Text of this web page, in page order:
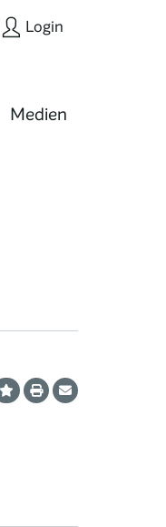
Login
Medien